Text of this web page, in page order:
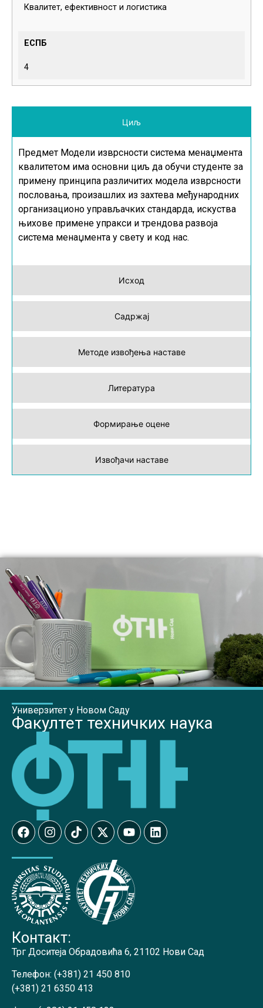
Квалитет, ефективност и логистика
ЕСПБ
4
Циљ
Исход
Садржај
Методе извођења наставе
Литература
Формирање оцене
Извођачи наставе
Предмет Модели изврсности система менаџмента
квалитетом има основни циљ да обучи студенте за
примену принципа различитих модела изврсности
пословања, произашлих из захтева међународних
организационо управљачких стандарда, искуства
њихове примене упракси и трендова развоја
система менаџмента у свету и код нас.
Универзитет у Новом Саду
Факултет техничких наука
Контакт:
Трг Доситеја Обрадовића 6, 21102 Нови Сад
Телефон: (+381) 21 450 810
(+381) 21 6350 413